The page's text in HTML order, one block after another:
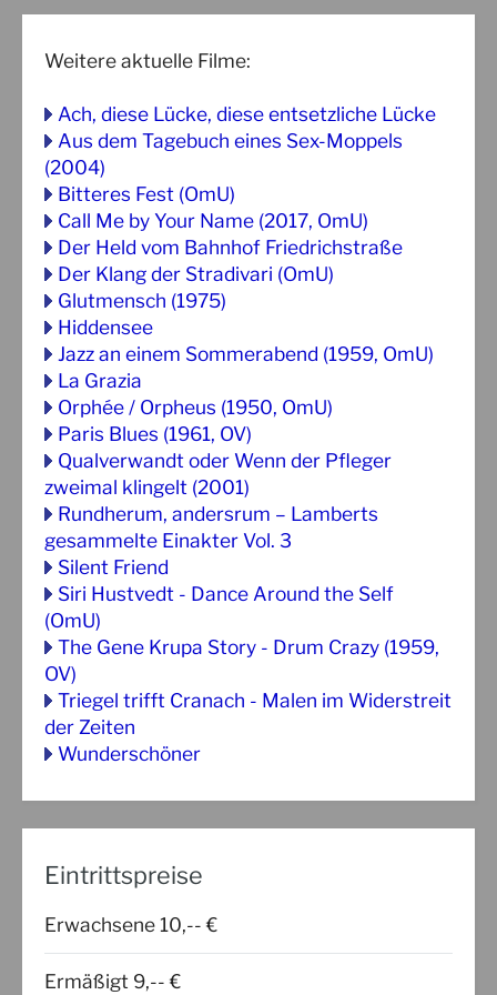
Weitere aktuelle Filme:
Ach, diese Lücke, diese entsetzliche Lücke
Aus dem Tagebuch eines Sex-Moppels
(2004)
Bitteres Fest (OmU)
Call Me by Your Name (2017, OmU)
Der Held vom Bahnhof Friedrichstraße
Der Klang der Stradivari (OmU)
Glutmensch (1975)
Hiddensee
Jazz an einem Sommerabend (1959, OmU)
La Grazia
Orphée / Orpheus (1950, OmU)
Paris Blues (1961, OV)
Qualverwandt oder Wenn der Pfleger
zweimal klingelt (2001)
Rundherum, andersrum – Lamberts
gesammelte Einakter Vol. 3
Silent Friend
Siri Hustvedt - Dance Around the Self
(OmU)
The Gene Krupa Story - Drum Crazy (1959,
OV)
Triegel trifft Cranach - Malen im Widerstreit
der Zeiten
Wunderschöner
Eintrittspreise
Erwachsene 10,-- €
Ermäßigt 9,-- €